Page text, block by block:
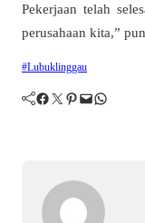
Pekerjaan telah
perusahaan kita,”
#Lubuklinggau
Facebook Twitter Pinterest Mail WhatsApp